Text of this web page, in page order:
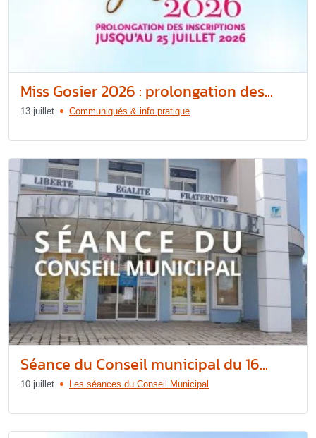
Miss Gosier 2026 : prolongation des...
13 juillet Communiqués & info pratique
Séance du Conseil municipal du 16...
10 juillet Les séances du Conseil Municipal